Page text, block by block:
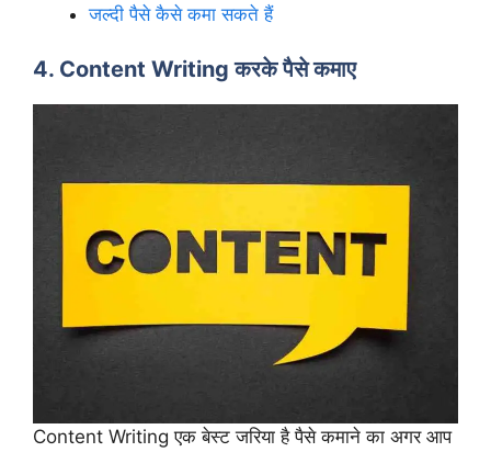
जल्दी पैसे कैसे कमा सकते हैं
4. Content Writing करके पैसे कमाए
Content Writing एक बेस्ट जरिया है पैसे कमाने का अगर आप